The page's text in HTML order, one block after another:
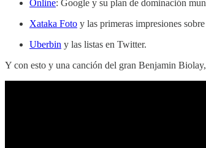
Online: Google y su plan de dominación
Xataka Foto y las primeras impresiones
Uberbin y las listas en Twitter.
Y con esto y una canción del gran Benjamin